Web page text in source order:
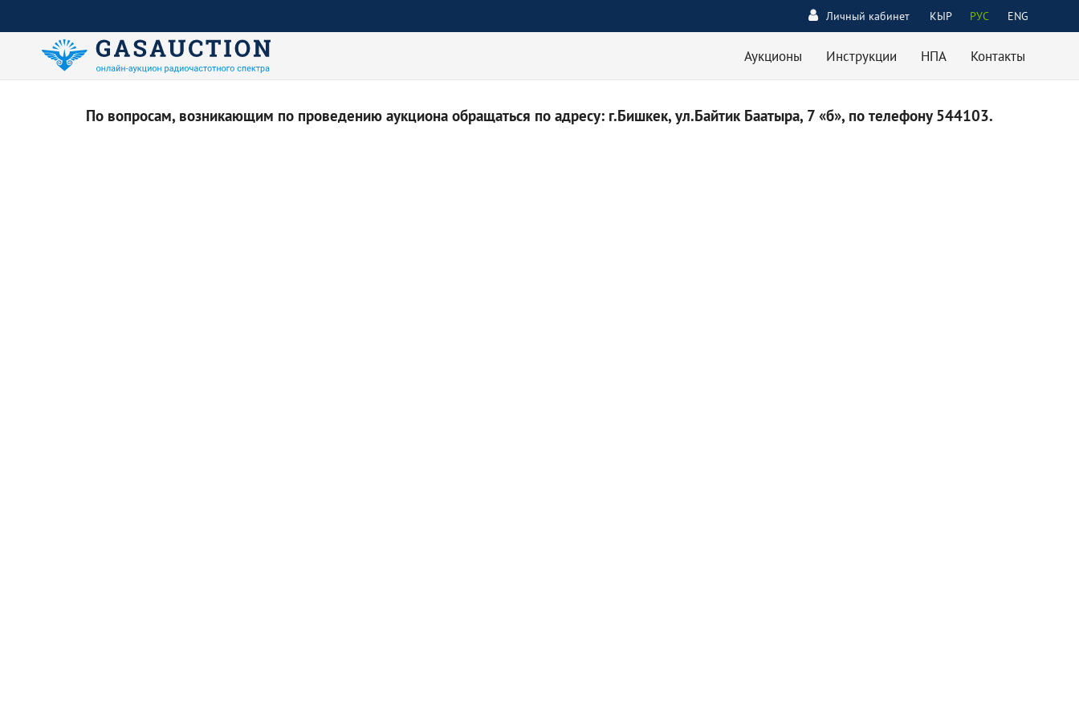
КЫР РУС ENG
Личный кабинет
Аукционы Инструкции НПА Контакты
По вопросам, возникающим по проведению аукциона обращаться по адресу: г.Бишкек, ул.Байтик Баатыра, 7 «б», по телефону 544103.